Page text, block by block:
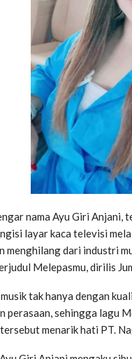
nama Ayu Giri
layar kaca televisi
menghilang dari industri
Melepasmu, dirilis
tak hanya dengan
perasaan, sehingga lagu
menarik hati PT.